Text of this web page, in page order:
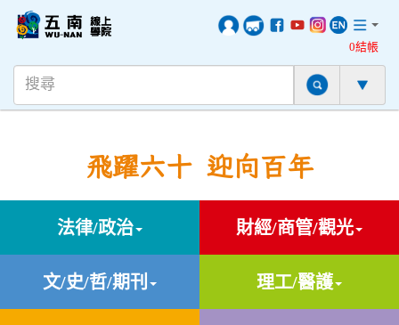
0結帳
飛躍六十 迎向百年
法律/政治 財經/商管/觀光
文/史/哲/期刊 理工/醫護